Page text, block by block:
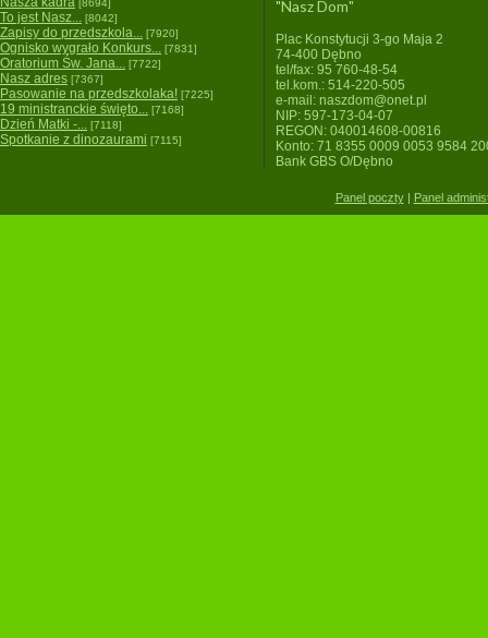
[8694]
To jest Nasz... [8042]
Zapisy do przedszkola... [7920]
Ognisko wygrało Konkurs... [7831]
Oratorium Św. Jana... [7722]
Nasz adres [7367]
Pasowanie na przedszkolaka! [7225]
19 ministranckie święto... [7168]
Dzień Matki -... [7118]
Spotkanie z dinozaurami [7115]
"Nasz Dom"
Plac Konstytucji 3-go Maja 2
74-400 Dębno
tel/fax: 95 760-48-54
tel.kom.: 514-220-505
e-mail: naszdom@onet.pl
NIP: 597-173-04-07
REGON: 040014608-00816
Konto: 71 8355 0009 0053 9584
Bank GBS O/Dębno
Panel poczty| Panel